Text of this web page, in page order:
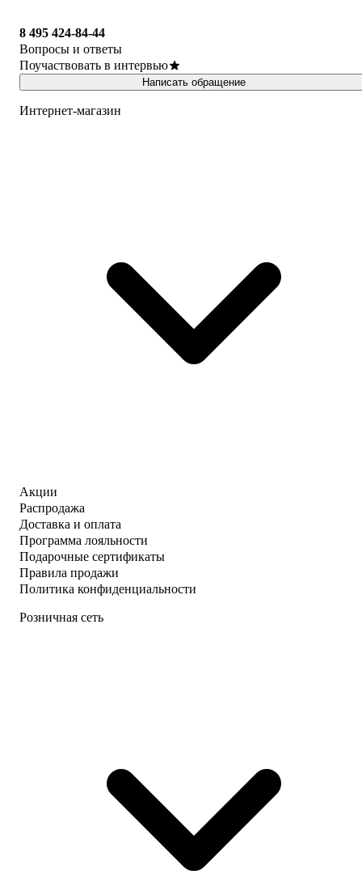
8 495 424-84-44
Вопросы и ответы
Поучаствовать в интервью
Написать обращение
Интернет-магазин
Акции
Распродажа
Доставка и оплата
Программа лояльности
Подарочные сертификаты
Правила продажи
Политика конфиденциальности
Розничная сеть